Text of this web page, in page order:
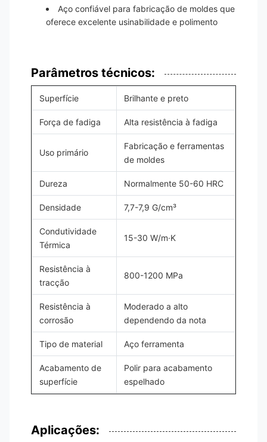
Aço confiável para fabricação de moldes que
oferece excelente usinabilidade e polimento
Parâmetros técnicos:
Superfície Brilhante e preto
Força de fadiga Alta resistência à fadiga
Uso primário
Fabricação e ferramentas
de moldes
Dureza Normalmente 50-60 HRC
Densidade 7,7-7,9 G/cm³
Condutividade
Térmica
15-30 W/m·K
Resistência à
tracção
800-1200 MPa
Resistência à
corrosão
Moderado a alto
dependendo da nota
Tipo de material Aço ferramenta
Acabamento de
superfície
Polir para acabamento
espelhado
Aplicações: